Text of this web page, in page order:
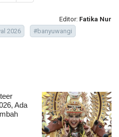
Editor: Fatika Nur
2026
#banyuwangi
Ada